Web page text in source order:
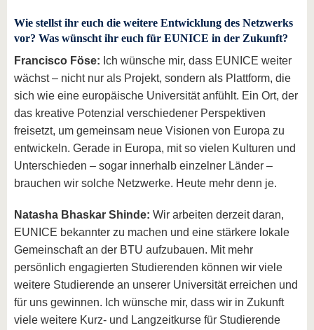
Wie stellst ihr euch die weitere Entwicklung des Netzwerks
vor? Was wünscht ihr euch für EUNICE in der Zukunft?
Francisco Föse: Ich wünsche mir, dass EUNICE weiter
wächst – nicht nur als Projekt, sondern als Plattform, die
sich wie eine europäische Universität anfühlt. Ein Ort, der
das kreative Potenzial verschiedener Perspektiven
freisetzt, um gemeinsam neue Visionen von Europa zu
entwickeln. Gerade in Europa, mit so vielen Kulturen und
Unterschieden – sogar innerhalb einzelner Länder –
brauchen wir solche Netzwerke. Heute mehr denn je.
Natasha Bhaskar Shinde: Wir arbeiten derzeit daran,
EUNICE bekannter zu machen und eine stärkere lokale
Gemeinschaft an der BTU aufzubauen. Mit mehr
persönlich engagierten Studierenden können wir viele
weitere Studierende an unserer Universität erreichen und
für uns gewinnen. Ich wünsche mir, dass wir in Zukunft
viele weitere Kurz- und Langzeitkurse für Studierende